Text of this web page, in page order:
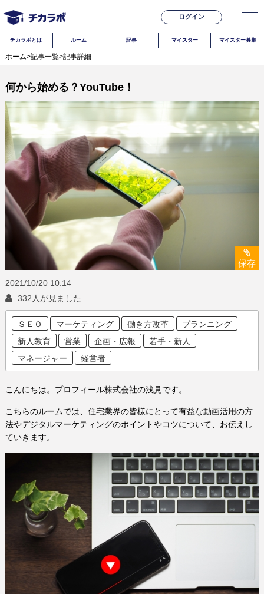
ログイン
チカラボとは ルーム 記事 マイスター マイスター募集
ホーム>記事一覧>記事詳細
何から始める？YouTube！
保存
2021/10/20 10:14
332人が見ました
ＳＥＯ マーケティング 働き方改革
プランニング
新人教育
営業 企画・広報
若手・新人
マネージャー
経営者
こんにちは。プロフィール株式会社の浅見です。
こちらのルームでは、住宅業界の皆様にとって有益な動画活用の方
法やデジタルマーケティングのポイントやコツについて、お伝えし
ていきます。